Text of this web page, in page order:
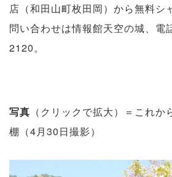
店（和田山町枚田岡）から無料シ
問い合わせは情報館天空の城、電
2120。
写真 （クリックで拡大）＝これ
棚（4月30日撮影）